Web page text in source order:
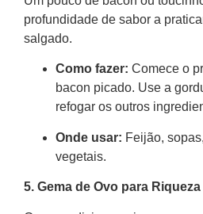
profundidade de sabor a
salgado.
Como fazer: Comece o
bacon picado. Use a
refogar os outros
Onde usar: Feijão,
vegetais.
5. Gema de Ovo para Riqueza